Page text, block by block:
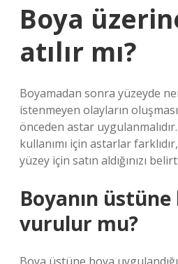
Boya
atılır mı?
Boyamadan sonra yüzeyde
istenmeyen olayların
önceden astar
kullanımı için astarlar
yüzey için satın aldığınızı
Boyanın üstüne
vurulur mu?